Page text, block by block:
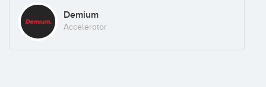
Business Angel
Demium
Accelerator